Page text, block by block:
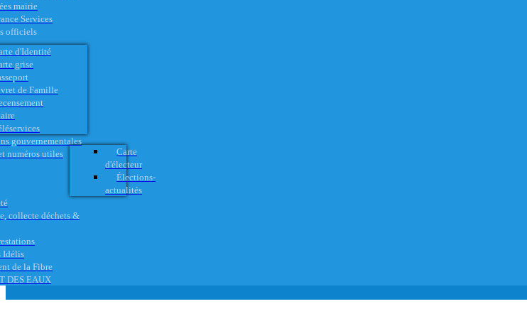
mairie
Services
officiels
d'Identité
grise
de Famille
gouvernementales
numéros utiles
Carte
d'électeur
Élections-
actualités
collecte déchets &
Idélis
de la Fibre
DES EAUX